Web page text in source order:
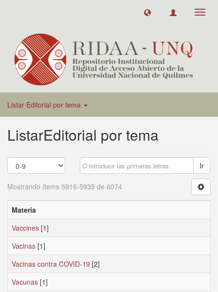
Listar Editorial por tema
ListarEditorial por tema
Ir
Mostrando ítems 5916-5935 de 6074
Materia
Vaccines [1]
Vacinas [1]
Vacinas contra COVID-19 [2]
Vacunas [1]